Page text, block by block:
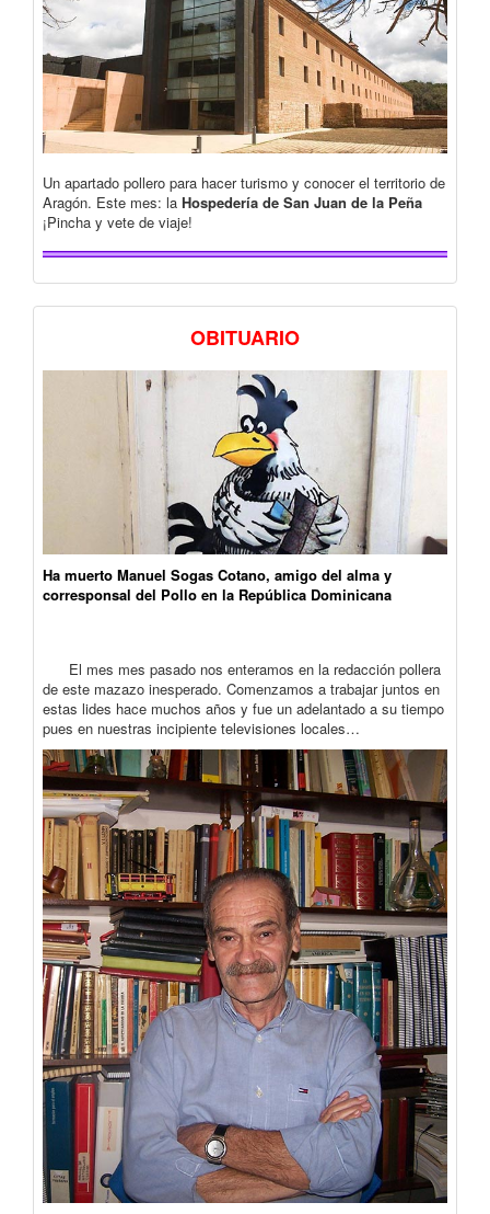
Un apartado pollero para hacer turismo y conocer el territorio de
Aragón. Este mes: la Hospedería de San Juan de la Peña
¡Pincha y vete de viaje!
OBITUARIO
Ha muerto Manuel Sogas Cotano, amigo del alma y
corresponsal del Pollo en la República Dominicana
El mes mes pasado nos enteramos en la redacción pollera
de este mazazo inesperado. Comenzamos a trabajar juntos en
estas lides hace muchos años y fue un adelantado a su tiempo
pues en nuestras incipiente televisiones locales…